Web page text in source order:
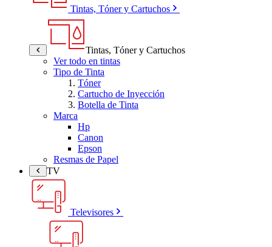
Tintas, Tóner y Cartuchos
Tintas, Tóner y Cartuchos
Ver todo en tintas
Tipo de Tinta
Tóner
Cartucho de Inyección
Botella de Tinta
Marca
Hp
Canon
Epson
Resmas de Papel
TV
Televisores